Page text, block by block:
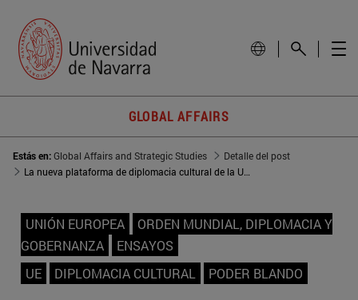
GLOBAL AFFAIRS
Estás en:Global Affairs and Strategic Studies
Detalle del post
La nueva plataforma de diplomacia cultural de la UE: Un medio de 'poder blando' en un mundo multipolar
UNIÓN EUROPEA
ORDEN MUNDIAL, DIPLOMACIA Y
GOBERNANZA
ENSAYOS
UE
DIPLOMACIA CULTURAL PODER BLANDO